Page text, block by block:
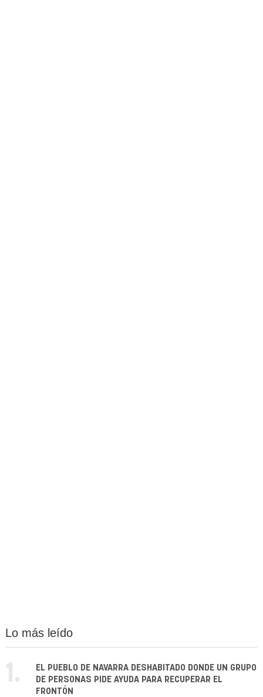
Lo más leído
1.
EL PUEBLO DE NAVARRA DESHABITADO DONDE UN GRUPO
DE PERSONAS PIDE AYUDA PARA RECUPERAR EL
FRONTÓN